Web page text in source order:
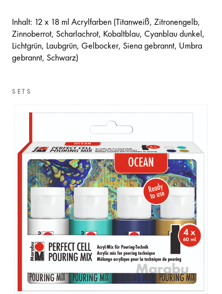
Inhalt: 12 x 18 ml Acrylfarben (Titanweiß, Zitronengelb,
Zinnoberrot, Scharlachrot, Kobaltblau, Cyanblau dunkel,
Lichtgrün, Laubgrün, Gelbocker, Siena gebrannt, Umbra
gebrannt, Schwarz)
SETS